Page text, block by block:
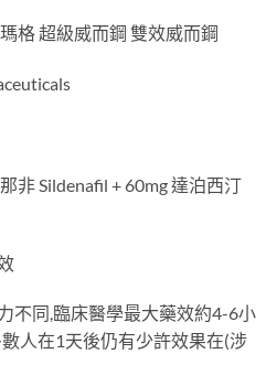
格 超級威而鋼 雙效威而鋼
非 Sildenafil + 60mg 達泊西汀
不同,臨床醫學最大藥效約4-6小
人在1天後仍有少許效果在(涉